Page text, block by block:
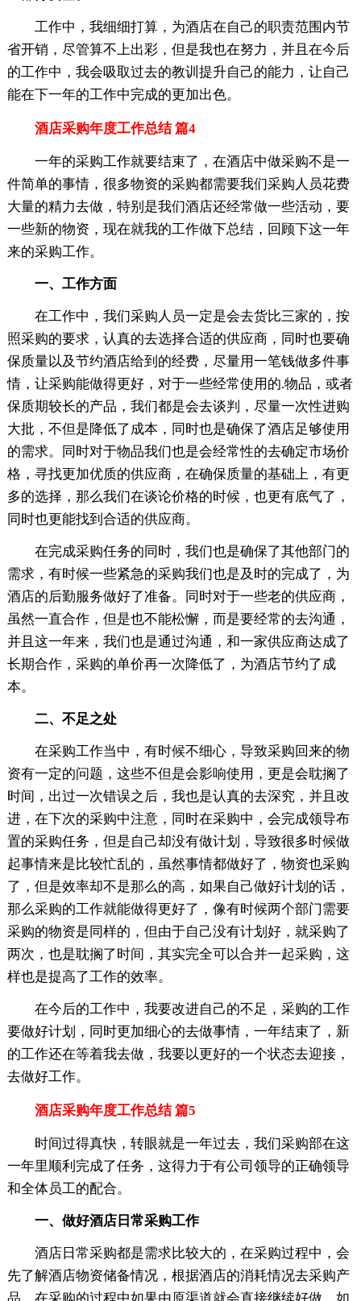
工作中，我细细打算，为酒店在自己的职责范围内节
省开销，尽管算不上出彩，但是我也在努力，并且在今后
的工作中，我会吸取过去的教训提升自己的能力，让自己
能在下一年的工作中完成的更加出色。
酒店采购年度工作总结 篇4
一年的采购工作就要结束了，在酒店中做采购不是一
件简单的事情，很多物资的采购都需要我们采购人员花费
大量的精力去做，特别是我们酒店还经常做一些活动，要
一些新的物资，现在就我的工作做下总结，回顾下这一年
来的采购工作。
一、工作方面
在工作中，我们采购人员一定是会去货比三家的，按
照采购的要求，认真的去选择合适的供应商，同时也要确
保质量以及节约酒店给到的经费，尽量用一笔钱做多件事
情，让采购能做得更好，对于一些经常使用的.物品，或者
保质期较长的产品，我们都是会去谈判，尽量一次性进购
大批，不但是降低了成本，同时也是确保了酒店足够使用
的需求。同时对于物品我们也是会经常性的去确定市场价
格，寻找更加优质的供应商，在确保质量的基础上，有更
多的选择，那么我们在谈论价格的时候，也更有底气了，
同时也更能找到合适的供应商。
在完成采购任务的同时，我们也是确保了其他部门的
需求，有时候一些紧急的采购我们也是及时的完成了，为
酒店的后勤服务做好了准备。同时对于一些老的供应商，
虽然一直合作，但是也不能松懈，而是要经常的去沟通，
并且这一年来，我们也是通过沟通，和一家供应商达成了
长期合作，采购的单价再一次降低了，为酒店节约了成
本。
二、不足之处
在采购工作当中，有时候不细心，导致采购回来的物
资有一定的问题，这些不但是会影响使用，更是会耽搁了
时间，出过一次错误之后，我也是认真的去深究，并且改
进，在下次的采购中注意，同时在采购中，会完成领导布
置的采购任务，但是自己却没有做计划，导致很多时候做
起事情来是比较忙乱的，虽然事情都做好了，物资也采购
了，但是效率却不是那么的高，如果自己做好计划的话，
那么采购的工作就能做得更好了，像有时候两个部门需要
采购的物资是同样的，但由于自己没有计划好，就采购了
两次，也是耽搁了时间，其实完全可以合并一起采购，这
样也是提高了工作的效率。
在今后的工作中，我要改进自己的不足，采购的工作
要做好计划，同时更加细心的去做事情，一年结束了，新
的工作还在等着我去做，我要以更好的一个状态去迎接，
去做好工作。
酒店采购年度工作总结 篇5
时间过得真快，转眼就是一年过去，我们采购部在这
一年里顺利完成了任务，这得力于有公司领导的正确领导
和全体员工的配合。
一、做好酒店日常采购工作
酒店日常采购都是需求比较大的，在采购过程中，会
先了解酒店物资储备情况，根据酒店的消耗情况去采购产